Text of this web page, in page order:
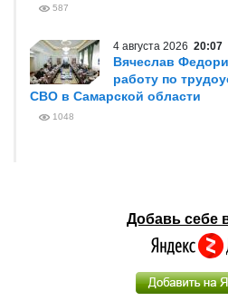
587
4 августа 2026 20:07
Вячеслав
работу по
СВО в Самарской области
1048
Добавь себе